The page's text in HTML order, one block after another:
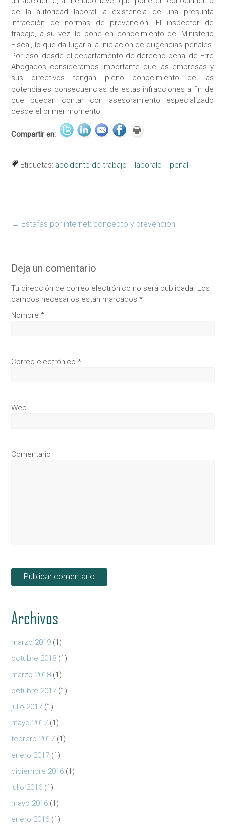
de la autoridad laboral la existencia de una presunta
infracción de normas de prevención. El inspector de
trabajo, a su vez, lo pone en conocimiento del Ministerio
Fiscal, lo que da lugar a la iniciación de diligencias penales.
Por eso, desde el departamento de derecho penal de Erre
Abogados consideramos importante que las empresas y
sus directivos tengan pleno conocimiento de las
potenciales consecuencias de estas infracciones a fin de
que puedan contar con asesoramiento especializado
desde el primer momento.
Compartir en:
Etiquetas: accidente de trabajo laboralo penal
← Estafas por internet: concepto y prevención
Deja un comentario
Tu dirección de correo electrónico no será publicada. Los
campos necesarios están marcados*
Nombre*
Correo electrónico*
Web
Comentario
Archivos
marzo 2019 (1)
octubre 2018 (1)
marzo 2018 (1)
octubre 2017 (1)
julio 2017 (1)
mayo 2017 (1)
febrero 2017 (1)
enero 2017 (1)
diciembre 2016 (1)
julio 2016 (1)
mayo 2016 (1)
enero 2016 (1)